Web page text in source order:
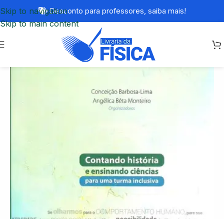
Skip to navigation
Skip to main content
Desconto para professores, saiba mais!